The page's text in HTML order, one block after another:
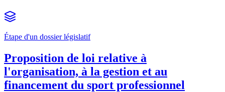
Étape d'un dossier législatif
Proposition de loi relative à
l'organisation, à la gestion et au
financement du sport professionnel